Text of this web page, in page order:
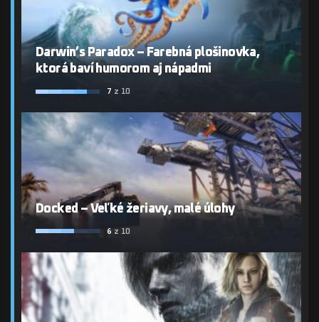
Darwin’s Paradox – Farebná plošinovka,
ktorá baví humorom aj nápadmi
7 z 10
Docked – Veľké žeriavy, malé úlohy
6 z 10